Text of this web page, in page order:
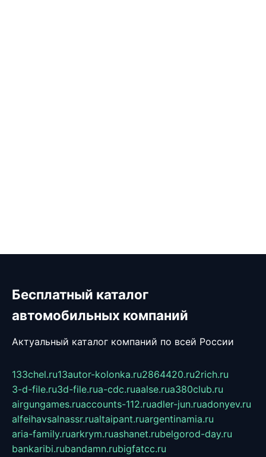
Бесплатный каталог
автомобильных компаний
Актуальный каталог компаний по всей России
133chel.ru13autor-kolonka.ru2864420.ru2rich.ru
3-d-file.ru3d-file.rua-cdc.ruaalse.rua380club.ru
airgungames.ruaccounts-112.ruadler-jun.ruadonyev.ru
alfeihavsalnassr.rualtaipant.ruargentinamia.ru
aria-family.ruarkrym.ruashanet.rubelgorod-day.ru
bankaribi.rubandamn.rubigfatcc.ru